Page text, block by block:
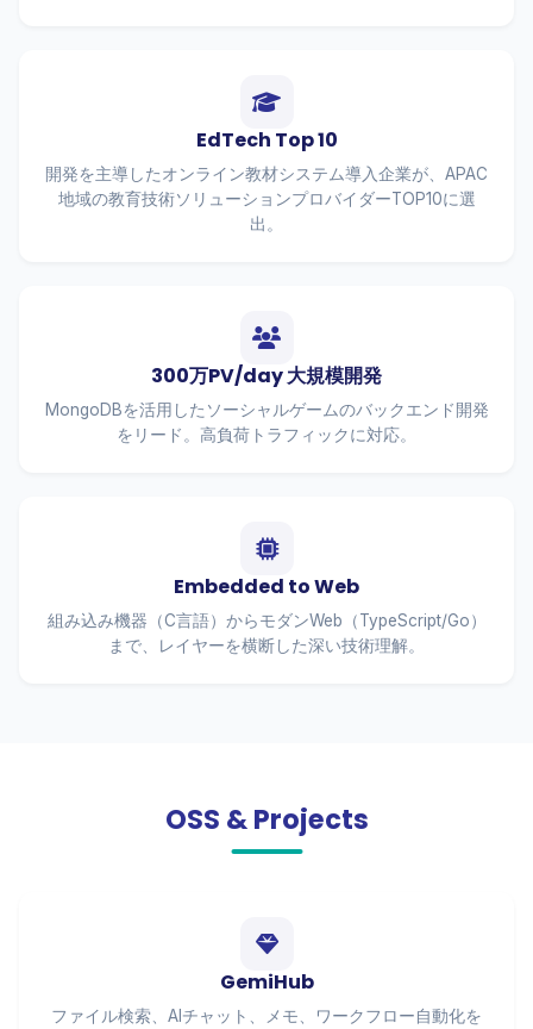
EdTech Top 10
開発を主導したオンライン教材システム導入企業が、APAC
地域の教育技術ソリューションプロバイダーTOP10に選
出。
300万PV/day 大規模開発
MongoDBを活用したソーシャルゲームのバックエンド開発
をリード。高負荷トラフィックに対応。
Embedded to Web
組み込み機器（C言語）からモダンWeb（TypeScript/Go）
まで、レイヤーを横断した深い技術理解。
OSS & Projects
GemiHub
ファイル検索、AIチャット、メモ、ワークフロー自動化を